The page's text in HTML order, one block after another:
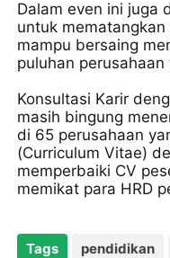
Dalam even ini juga
untuk
mampu bersaing
puluhan
Konsultasi Karir
masih bingung
di 65 perusahaan
(Curriculum Vitae)
memperbaiki CV
memikat para HRD
Tags pendidikan